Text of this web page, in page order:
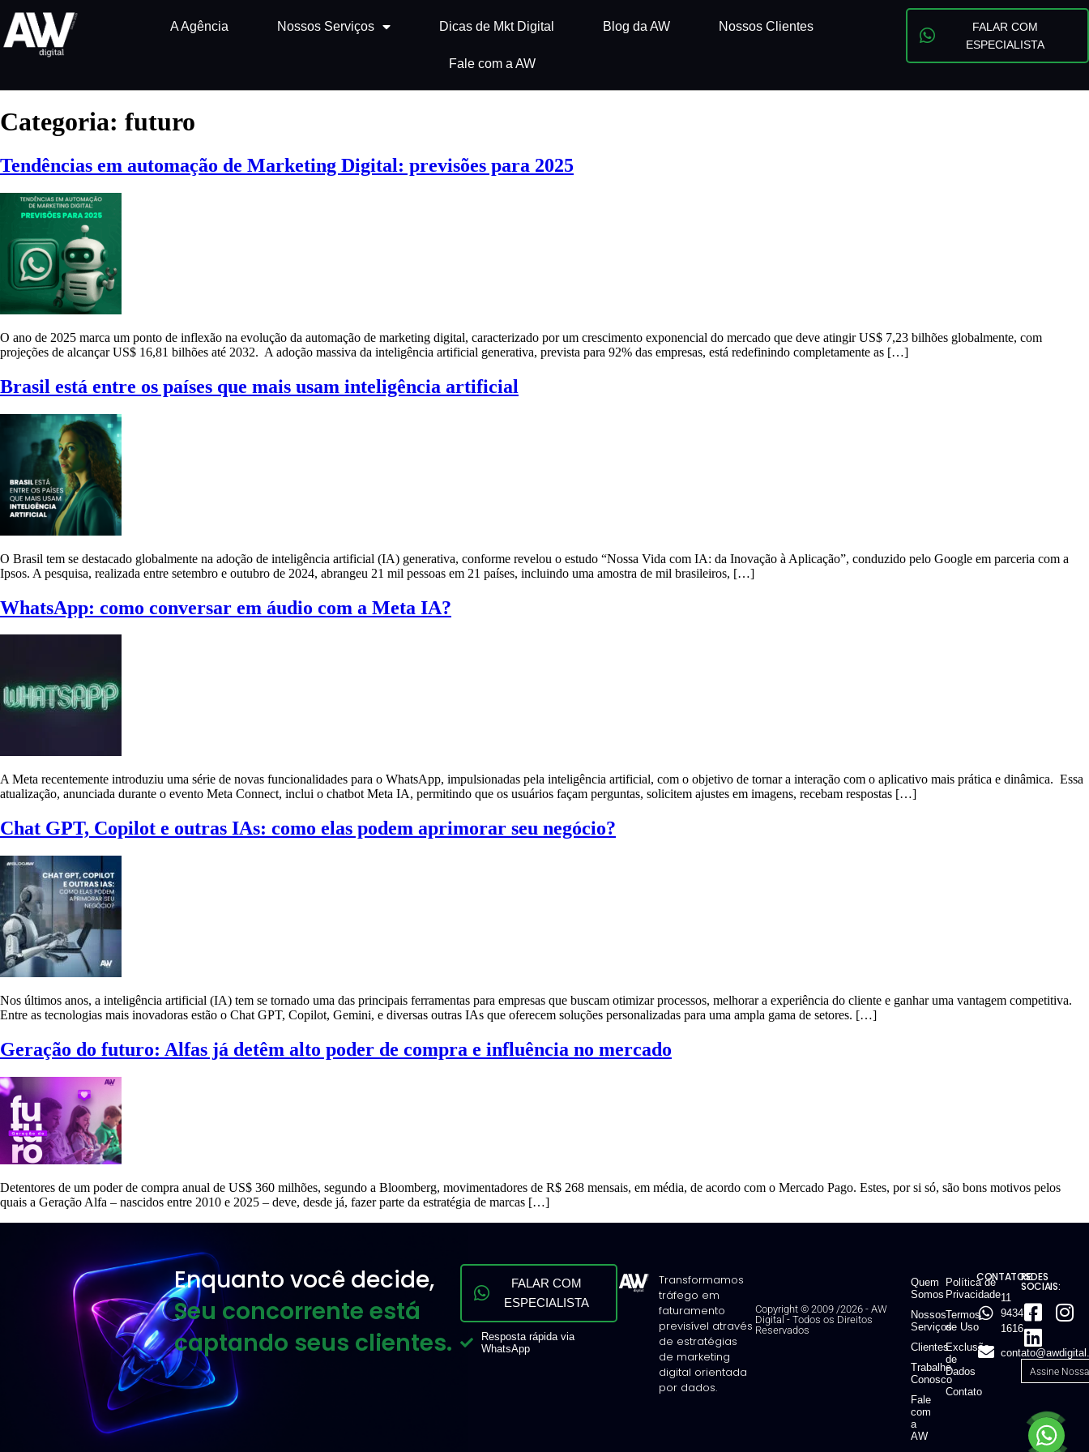
A Agência Nossos Serviços Dicas de Mkt Digital Blog da AW Nossos Clientes
Fale com a AW
FALAR COM
ESPECIALISTA
Categoria: futuro
Tendências em automação de Marketing Digital: previsões para 2025
O ano de 2025 marca um ponto de inflexão na evolução da automação de marketing digital, caracterizado por um crescimento exponencial do mercado que deve atingir US$ 7,23 bilhões globalmente, com
projeções de alcançar US$ 16,81 bilhões até 2032. A adoção massiva da inteligência artificial generativa, prevista para 92% das empresas, está redefinindo completamente as […]
Brasil está entre os países que mais usam inteligência artificial
O Brasil tem se destacado globalmente na adoção de inteligência artificial (IA) generativa, conforme revelou o estudo “Nossa Vida com IA: da Inovação à Aplicação”, conduzido pelo Google em parceria com a
Ipsos. A pesquisa, realizada entre setembro e outubro de 2024, abrangeu 21 mil pessoas em 21 países, incluindo uma amostra de mil brasileiros, […]
WhatsApp: como conversar em áudio com a Meta IA?
A Meta recentemente introduziu uma série de novas funcionalidades para o WhatsApp, impulsionadas pela inteligência artificial, com o objetivo de tornar a interação com o aplicativo mais prática e dinâmica. Essa
atualização, anunciada durante o evento Meta Connect, inclui o chatbot Meta IA, permitindo que os usuários façam perguntas, solicitem ajustes em imagens, recebam respostas […]
Chat GPT, Copilot e outras IAs: como elas podem aprimorar seu negócio?
Nos últimos anos, a inteligência artificial (IA) tem se tornado uma das principais ferramentas para empresas que buscam otimizar processos, melhorar a experiência do cliente e ganhar uma vantagem competitiva.
Entre as tecnologias mais inovadoras estão o Chat GPT, Copilot, Gemini, e diversas outras IAs que oferecem soluções personalizadas para uma ampla gama de setores. […]
Geração do futuro: Alfas já detêm alto poder de compra e influência no mercado
Detentores de um poder de compra anual de US$ 360 milhões, segundo a Bloomberg, movimentadores de R$ 268 mensais, em média, de acordo com o Mercado Pago. Estes, por si só, são bons motivos pelos
quais a Geração Alfa – nascidos entre 2010 e 2025 – deve, desde já, fazer parte da estratégia de marcas […]
Enquanto você decide,
Seu concorrente está
captando seus clientes.
FALAR COM
ESPECIALISTA
Resposta rápida via
WhatsApp
Transformamos
tráfego em
faturamento
previsível através
de estratégias
de marketing
digital orientada
por dados.
Copyright © 2009 /2026 - AW
Digital-Todos os Direitos
Reservados
Quem
Somos
Nossos
Serviços
Clientes
Trabalhe
Conosco
Fale
com
a
AW
Política de
Privacidade
Termos
de Uso
Exclusão
de
Dados
Contato
CONTATOS:
11
94347-
1616
REDES
SOCIAIS: